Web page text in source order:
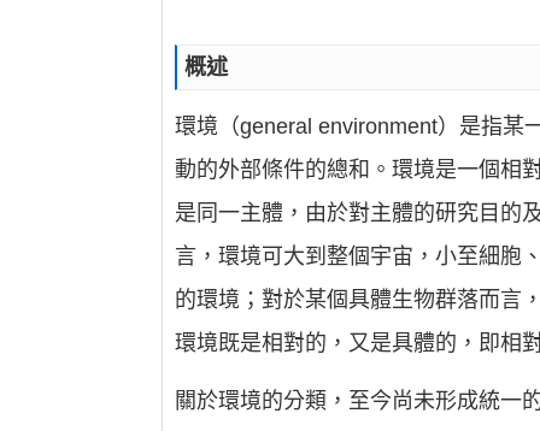
概述
環境（general environment）是指某
動的外部條件的總和。環境是一個相
是同一主體，由於對主體的研究目的
言，環境可大到整個宇宙，小至細胞
的環境；對於某個具體生物群落而言
環境既是相對的，又是具體的，即相
關於環境的分類，至今尚未形成統一